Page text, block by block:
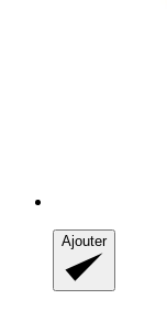
Ajouter